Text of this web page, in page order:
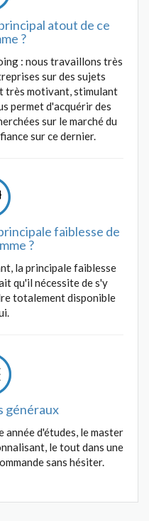
atout de ce
?
: nous travaillons très
sur des sujets
très motivant, stimulant
permet d'acquérir des
sur le marché du
sur ce dernier.
faiblesse de
?
la principale faiblesse
qu'il nécessite de s'y
totalement disponible
généraux
année d'études, le master
le tout dans une
sans hésiter.